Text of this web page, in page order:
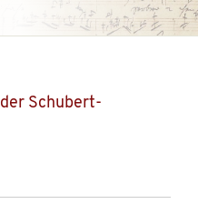
Schubert-